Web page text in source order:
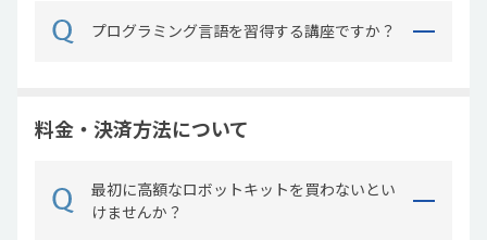
プログラミング言語を習得する講座ですか？
料金・決済方法について
最初に高額なロボットキットを買わないとい
けませんか？